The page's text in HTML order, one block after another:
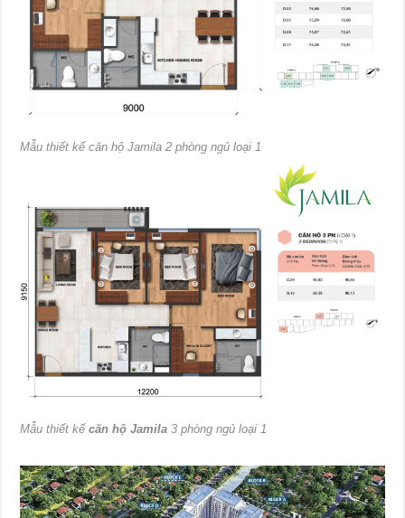
Mẫu thiết kế căn hộ Jamila 2 phòng ngủ loại 1
Mẫu thiết kếcăn hộ Jamila 3 phòng ngủ loại 1